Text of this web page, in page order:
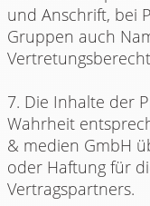
und Anschrift, bei
Gruppen auch
7. Die Inhalte der
Wahrheit
& medien GmbH
oder Haftung für
Vertragspartners.